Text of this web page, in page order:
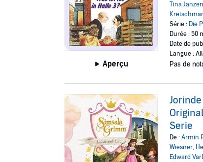
Aperçu
Tina
Série : Die
Durée : 50
Date de
Langue :
Pas de
Serie
De :Armin
Wiesner,
Edward